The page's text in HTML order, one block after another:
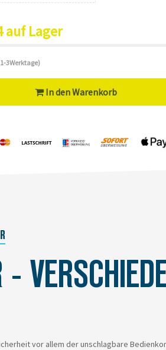
auf Lager
3Werktage)
In den Warenkorb
vor allem der unschlagbare